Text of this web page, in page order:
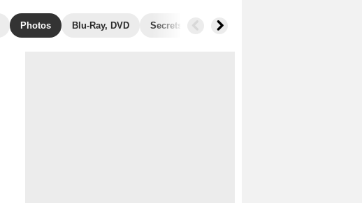
Photos Blu-Ray, DVD Secrets de tournage